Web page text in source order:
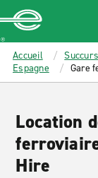
MAIN
CONTENT
Enterprise
Accueil
Espagne
Gare
Location
Hire